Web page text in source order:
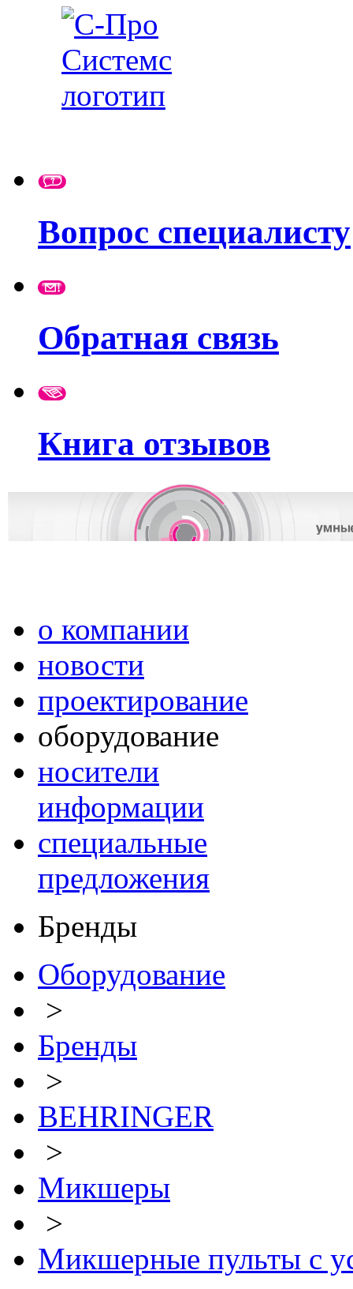
Вопрос специалисту
Обратная связь
Книга отзывов
о компании
новости
проектирование
оборудование
носители
информации
специальные
предложения
Бренды
Оборудование
>
Бренды
>
BEHRINGER
>
Микшеры
>
Микшерные пульты с